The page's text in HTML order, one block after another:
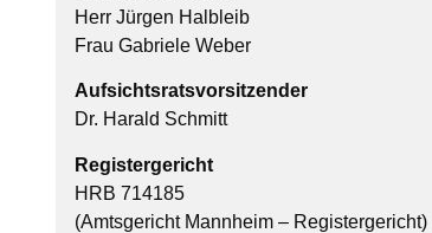
Herr Jürgen Halbleib
Frau Gabriele Weber
Aufsichtsratsvorsitzender
Dr. Harald Schmitt
Registergericht
HRB 714185
(Amtsgericht Mannheim – Registergericht)